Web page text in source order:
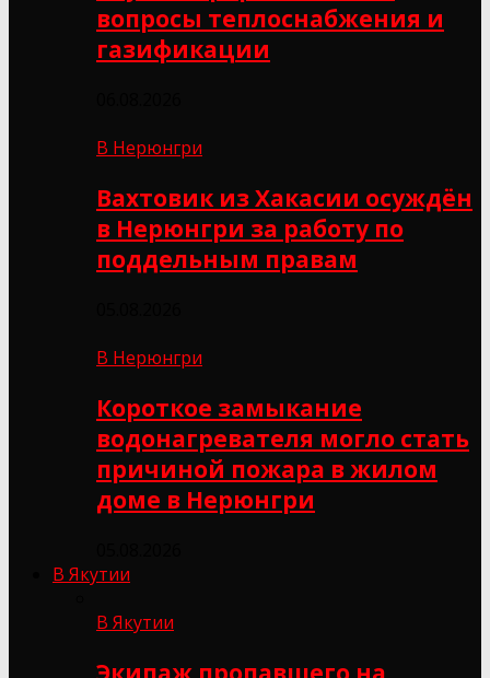
вопросы теплоснабжения и
газификации
В Нерюнгри
Вахтовик из Хакасии осуждён
в Нерюнгри за работу по
поддельным правам
В Нерюнгри
Короткое замыкание
водонагревателя могло стать
причиной пожара в жилом
доме в Нерюнгри
В Якутии
В Якутии